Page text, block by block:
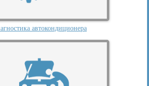
автокондиционера